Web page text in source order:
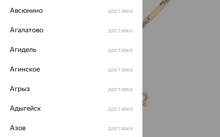
Авсюнино доставка
Агалатово доставка
Агидель доставка
Агинское доставка
Агрыз доставка
Адыгейск доставка
Азов доставка